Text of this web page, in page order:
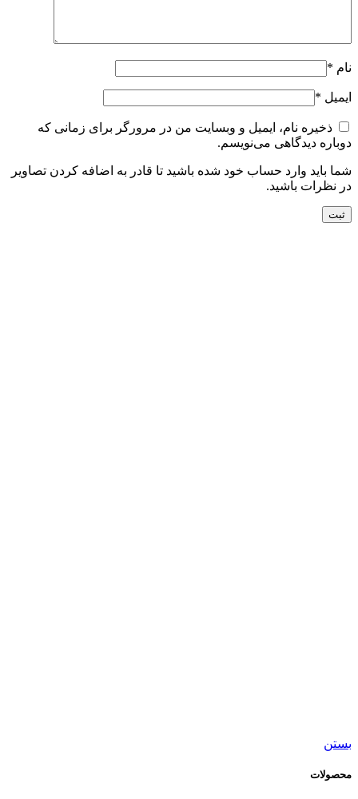
نام *
ایمیل *
ذخیره نام، ایمیل و وبسایت من در مرورگر برای زمانی که
دوباره دیدگاهی می‌نویسم.
شما باید وارد حساب خود شده باشید تا قادر به اضافه کردن تصاویر
در نظرات باشید.
بستن
محصولات